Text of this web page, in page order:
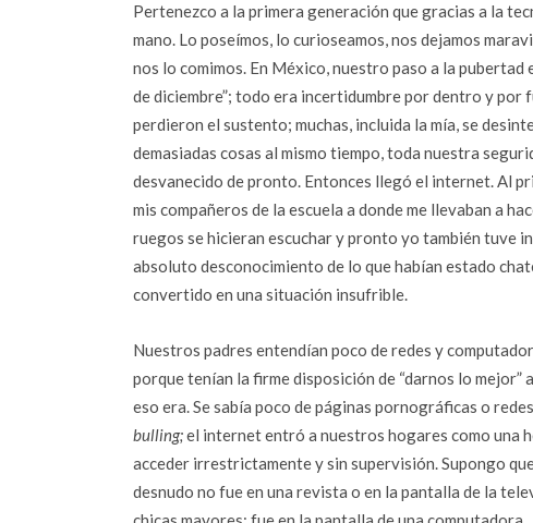
Pertenezco a la primera generación que gracias a la
mano. Lo poseímos, lo curioseamos, nos dejamos
nos lo comimos. En México, nuestro paso a la
de diciembre”; todo era incertidumbre por dentro y por
perdieron el sustento; muchas, incluida la mía, se
demasiadas cosas al mismo tiempo, toda nuestra
desvanecido de pronto. Entonces llegó el internet. Al
mis compañeros de la escuela a donde me llevaban a
ruegos se hicieran escuchar y pronto yo también tuve
absoluto desconocimiento de lo que habían estado
convertido en una situación insufrible.
Nuestros padres entendían poco de redes y
porque tenían la firme disposición de “darnos lo
eso era. Se sabía poco de páginas pornográficas o
bulling;el internet entró a nuestros hogares como una
acceder irrestrictamente y sin supervisión. Supongo
desnudo no fue en una revista o en la pantalla de la